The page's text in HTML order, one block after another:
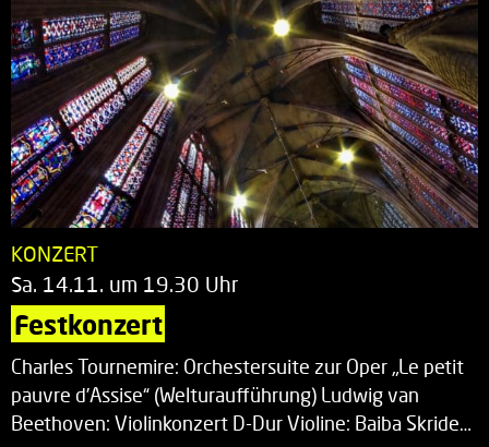
KONZERT
Sa. 14.11. um 19.30 Uhr
Festkonzert
Charles Tournemire: Orchestersuite zur Oper „Le petit
pauvre d’Assise“ (Welturaufführung) Ludwig van
Beethoven: Violinkonzert D-Dur Violine: Baiba Skride…